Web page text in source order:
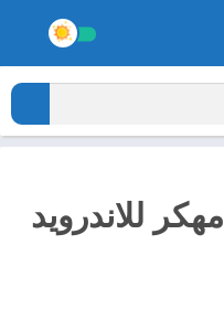
تحميل تطبيق Lyft مهكر للاندرويد